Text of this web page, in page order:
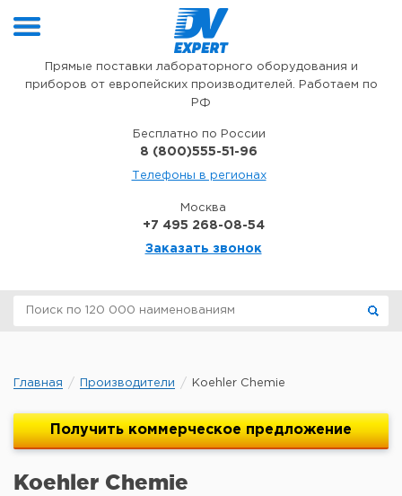
Прямые поставки лабораторного оборудования и
приборов от европейских производителей. Работаем по
РФ
Бесплатно по России
8 (800)555-51-96
Телефоны в регионах
Москва
+7 495 268-08-54
Заказать звонок
Главная Производители Koehler Chemie
Получить коммерческое предложение
Koehler Chemie